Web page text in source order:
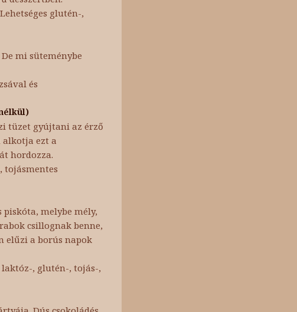
glutén-,
mi süteménybe
és
tüzet gyújtani az érző
alkotja ezt a
hordozza.
tojásmentes
piskóta, melybe mély,
csillognak benne,
elűzi a borús napok
laktóz-, glutén-, tojás-,